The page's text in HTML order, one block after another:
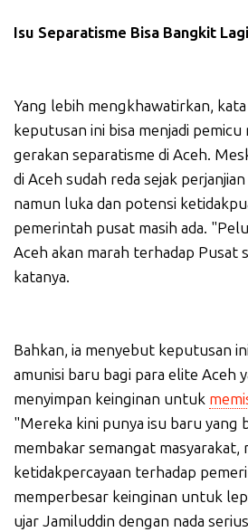
Isu Separatisme Bisa Bangkit
Yang lebih mengkhawatirkan,
keputusan ini bisa menjadi
gerakan separatisme di Aceh.
di Aceh sudah reda sejak
namun luka dan potensi
pemerintah pusat masih ada.
Aceh akan marah terhadap Pusat
katanya.
Bahkan, ia menyebut keputusan
amunisi baru bagi para elite Aceh
menyimpan keinginan untuk
"Mereka kini punya isu baru yang
membakar semangat masyarakat,
ketidakpercayaan terhadap
memperbesar keinginan untuk
ujar Jamiluddin dengan nada